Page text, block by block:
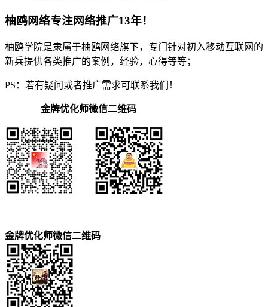
柚鸥网络专注网络推广13年！
柚鸥学院是隶属于柚鸥网络旗下，专门针对初入移动互联网的
新兵提供各类推广的案例，经验，心得等等；
PS：若有疑问或者推广需求可联系我们！
金牌优化师微信二维码
金牌优化师微信二维码